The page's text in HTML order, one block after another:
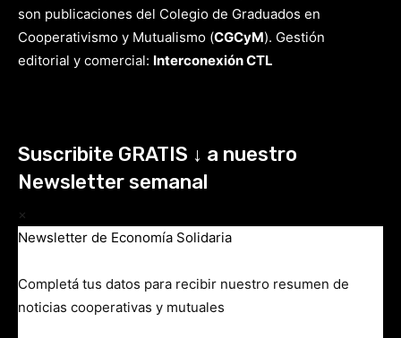
son publicaciones del Colegio de Graduados en
Cooperativismo y Mutualismo (CGCyM). Gestión
editorial y comercial: Interconexión CTL
Suscribite GRATIS ↓ a nuestro
Newsletter semanal
×
Newsletter de Economía Solidaria
Completá tus datos para recibir nuestro resumen de
noticias cooperativas y mutuales